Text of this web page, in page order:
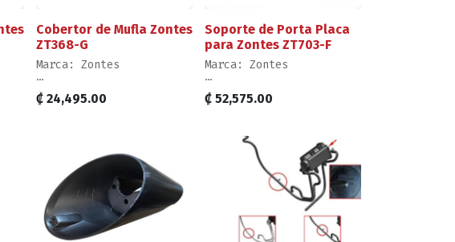
Cobertor de Mufla Zontes
ZT368-G
Marca: Zontes
Venta por Unidad,
Producto como se Muestra
₡ 24,495.00
Soporte de Porta Placa
para Zontes ZT703-F
Marca: Zontes
Venta por Unidad,
Producto como se Muestra
Nivel de Mecánica para
Reemplazo: Intermedio
₡ 52,575.00